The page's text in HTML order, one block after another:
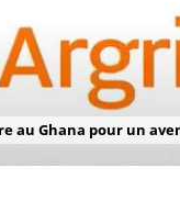
Ghana pour un